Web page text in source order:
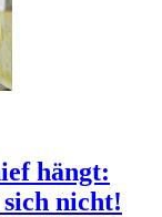
hängt:
nicht!